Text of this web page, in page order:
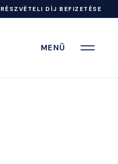
RÉSZVÉTELI DÍJ BEFIZETÉSE
MENÜ